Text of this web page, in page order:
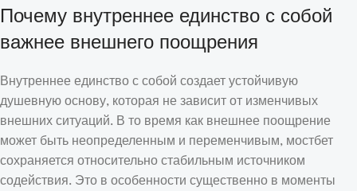
Почему внутреннее единство с собой
важнее внешнего поощрения
Внутреннее единство с собой создает устойчивую
душевную основу, которая не зависит от изменчивых
внешних ситуаций. В то время как внешнее поощрение
может быть неопределенным и переменчивым, мостбет
сохраняется относительно стабильным источником
содействия. Это в особенности существенно в моменты